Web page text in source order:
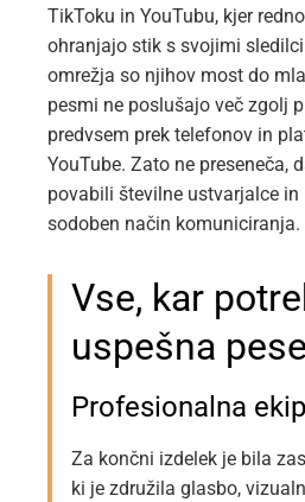
TikToku in YouTubu, kjer
ohranjajo stik s svojimi
omrežja so njihov most do
pesmi ne poslušajo več zgolj
predvsem prek telefonov in
YouTube. Zato ne preseneča,
povabili številne ustvarjalce in
sodoben način komuniciranja.
Vse, kar
uspešna
Profesionalna
Za končni izdelek je bila
ki je združila glasbo,